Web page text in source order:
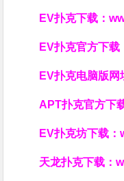
EV扑克下载：
EV扑克官方下载
EV扑克电脑版网
APT扑克官方下
EV扑克坊下载：
天龙扑克下载：